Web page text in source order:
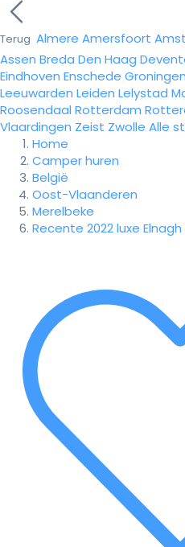
Terug Almere Amersfoort
Assen Breda Den Haag
Eindhoven Enschede Groningen
Leeuwarden Leiden Lelystad
Roosendaal Rotterdam
Vlaardingen Zeist Zwolle Alle
Home
Camper huren
België
Oost-Vlaanderen
Merelbeke
Recente 2022 luxe